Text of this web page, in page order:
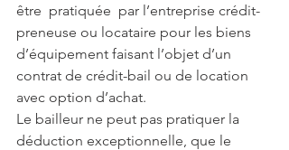
être  pratiquée  par l’entreprise crédit-
preneuse ou locataire pour les biens
d’équipement faisant l’objet d’un
contrat de crédit-bail ou de location
avec option d’achat.
Le bailleur ne peut pas pratiquer la
déduction exceptionnelle, que le